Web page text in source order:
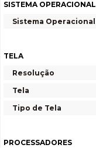
SISTEMA OPERACIONAL
Sistema Operacional
TELA
Resolução
Tela
Tipo de Tela
PROCESSADORES